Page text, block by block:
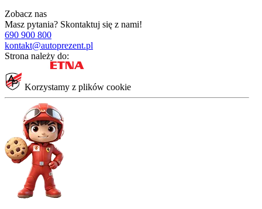
Zobacz nas
Masz pytania? Skontaktuj się z nami!
690 900 800
kontakt@autoprezent.pl
Strona należy do:
Korzystamy z plików cookie